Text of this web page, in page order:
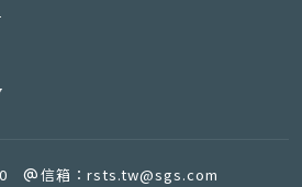
信箱： rsts.tw@sgs.com